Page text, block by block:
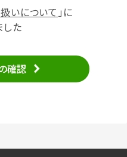
合わせへの対応
いについて 」に
した
確認